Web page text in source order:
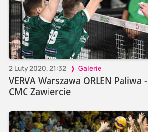
2 Luty 2020, 21:32 Galerie
VERVA Warszawa ORLEN
CMC Zawiercie